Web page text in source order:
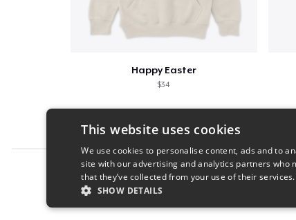
Happy Easter
$34
Report this product
This website uses cookies
We use cookies to personalise content, ads and to
site with our advertising and analytics partners who
that they’ve collected from your use of their services.
SHOW DETAILS